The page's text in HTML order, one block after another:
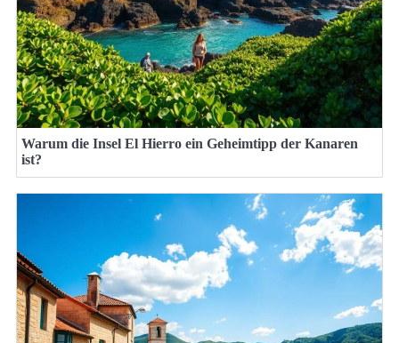
Warum die Insel El Hierro ein Geheimtipp der Kanaren
ist?